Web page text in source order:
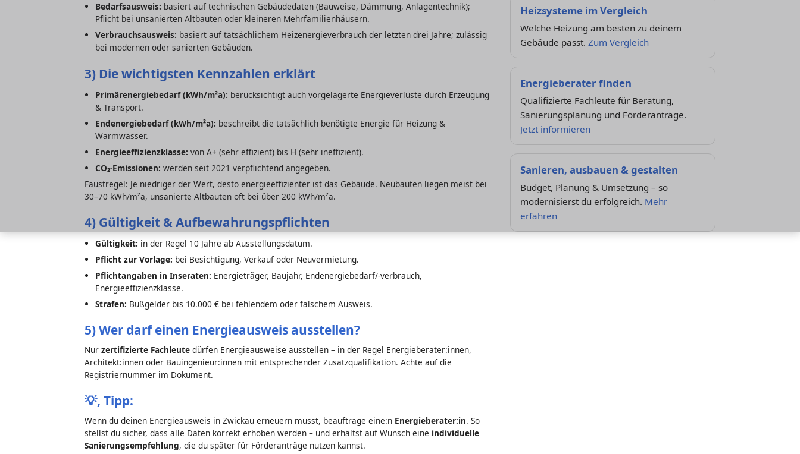
Bedarfsausweis: basiert auf technischen Gebäudedaten (Bauweise, Dämmung, Anlagentechnik);
Pflicht bei unsanierten Altbauten oder kleineren Mehrfamilienhäusern.
Verbrauchsausweis: basiert auf tatsächlichem Heizenergieverbrauch der letzten drei Jahre; zulässig
bei modernen oder sanierten Gebäuden.
3) Die wichtigsten Kennzahlen erklärt
Primärenergiebedarf (kWh/m²a): berücksichtigt auch vorgelagerte Energieverluste durch Erzeugung
& Transport.
Endenergiebedarf (kWh/m²a): beschreibt die tatsächlich benötigte Energie für Heizung &
Warmwasser.
Energieeffizienzklasse: von A+ (sehr effizient) bis H (sehr ineffizient).
CO₂-Emissionen: werden seit 2021 verpflichtend angegeben.
Faustregel: Je niedriger der Wert, desto energieeffizienter ist das Gebäude. Neubauten liegen meist bei
30–70 kWh/m²a, unsanierte Altbauten oft bei über 200 kWh/m²a.
4) Gültigkeit & Aufbewahrungspflichten
Gültigkeit: in der Regel 10 Jahre ab Ausstellungsdatum.
Pflicht zur Vorlage: bei Besichtigung, Verkauf oder Neuvermietung.
Pflichtangaben in Inseraten: Energieträger, Baujahr, Endenergiebedarf/-verbrauch,
Energieeffizienzklasse.
Strafen: Bußgelder bis 10.000 € bei fehlendem oder falschem Ausweis.
5) Wer darf einen Energieausweis ausstellen?
Nur zertifizierte Fachleute dürfen Energieausweise ausstellen – in der Regel Energieberater:innen,
Architekt:innen oder Bauingenieur:innen mit entsprechender Zusatzqualifikation. Achte auf die
Registriernummer im Dokument.
💡, Tipp:
Wenn du deinen Energieausweis in Zwickau erneuern musst, beauftrage eine:n Energieberater:in. So
stellst du sicher, dass alle Daten korrekt erhoben werden – und erhältst auf Wunsch eine individuelle
Sanierungsempfehlung, die du später für Förderanträge nutzen kannst.
Heizsysteme im Vergleich
Welche Heizung am besten zu deinem
Gebäude passt. Zum Vergleich
Energieberater finden
Qualifizierte Fachleute für Beratung,
Sanierungsplanung und Förderanträge.
Jetzt informieren
Sanieren, ausbauen & gestalten
Budget, Planung & Umsetzung – so
modernisierst du erfolgreich. Mehr
erfahren